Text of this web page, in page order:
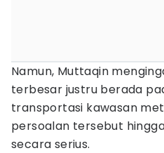
Namun, Muttaqin
terbesar justru berada
transportasi kawasan
persoalan tersebut
secara serius.